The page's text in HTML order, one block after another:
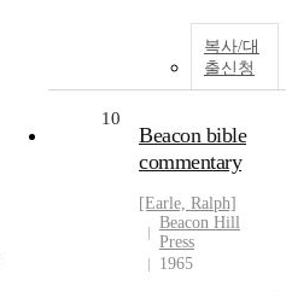
복사/대
출신청
10
Beacon bible
commentary
[Earle, Ralph]
Beacon Hill
Press
1965